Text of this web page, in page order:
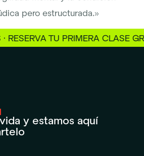
pero estructurada.»
TU PRIMERA CLASE
y estamos aquí